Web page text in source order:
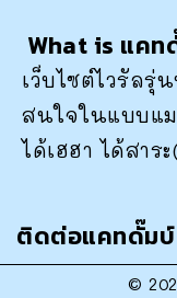
What is แคท
เว็บไซต์ไวรัลรุ่
สนใจในแบบแ
ได้เฮฮา ได้สาร
ติดต่อแคทดั๊มบ์
©